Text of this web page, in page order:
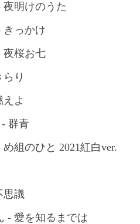
明けのうた
きっかけ
夜桜お七
り
えよ
群青
組のひと 2021紅白ver.
思議
- 愛を知るまでは